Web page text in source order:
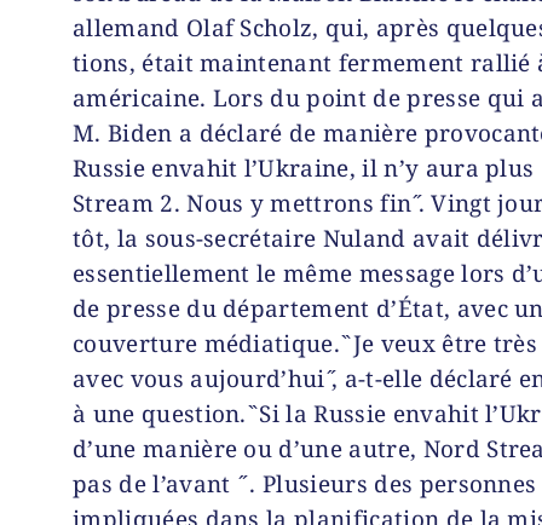
allemand Olaf Scholz, qui, après
tions, était maintenant fermement rallié
américaine. Lors du point de presse qui
M. Biden a déclaré de manière
Russie envahit l’Ukraine, il n’y aura
Stream 2. Nous y mettrons fin ̋. Vingt
tôt, la sous-secrétaire Nuland avait
essentiel­le­­ment le même message lors
de presse du département d’État, avec
couver­ture médiatique. ̏ Je veux être
avec vous aujourd’hui ̋, a-t-elle déclaré
à une question. ̏ Si la Russie envahit
d’une manière ou d’une autre, Nord
pas de l’avant ̋ . Plusieurs des personnes
impliquées dans la planification de la